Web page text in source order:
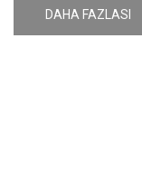
sağlar. Dünya
DAHA FAZLASI